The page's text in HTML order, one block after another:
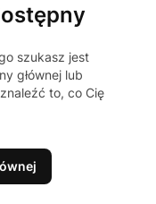
szukasz jest
głównej lub
to, co Cię